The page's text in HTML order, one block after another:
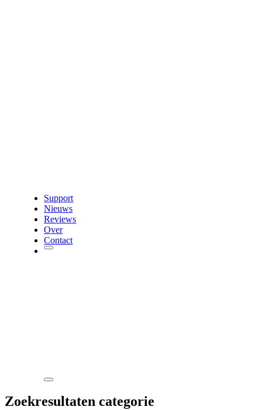
Support
Nieuws
Reviews
Over
Contact
Zoekresultaten categorie